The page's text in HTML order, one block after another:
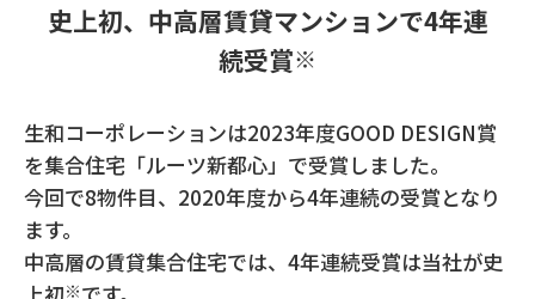
史上初、中高層賃貸マンションで4年連
続受賞※
生和コーポレーションは2023年度GOOD DESIGN賞
を集合住宅「ルーツ新都心」で受賞しました。
今回で8物件目、2020年度から4年連続の受賞となり
ます。
中高層の賃貸集合住宅では、4年連続受賞は当社が史
※